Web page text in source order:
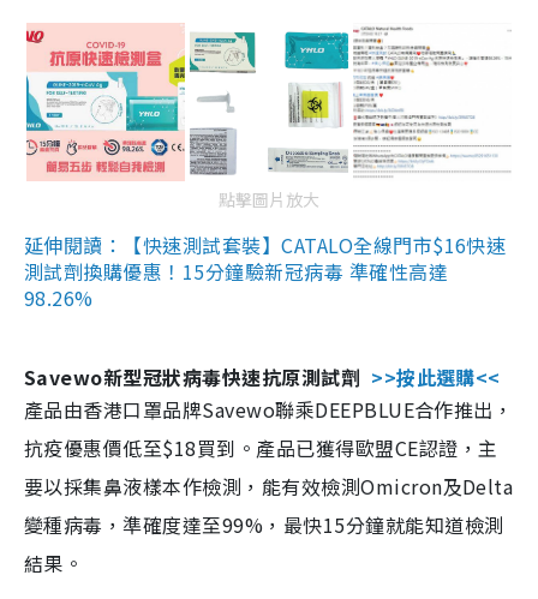
點擊圖片放大
延伸閱讀：【快速測試套裝】CATALO全線門市$16快速
測試劑換購優惠！15分鐘驗新冠病毒 準確性高達
98.26%
Savewo新型冠狀病毒快速抗原測試劑 >>按此選購<<
產品由香港口罩品牌Savewo聯乘DEEPBLUE合作推出，
抗疫優惠價低至$18買到。產品已獲得歐盟CE認證，主
要以採集鼻液樣本作檢測，能有效檢測Omicron及Delta
變種病毒，準確度達至99%，最快15分鐘就能知道檢測
結果。